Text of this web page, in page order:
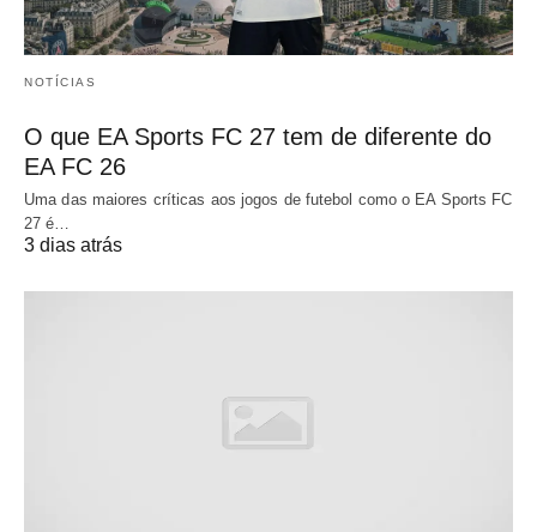
NOTÍCIAS
O que EA Sports FC 27 tem de diferente do
EA FC 26
Uma das maiores críticas aos jogos de futebol como o EA Sports FC
27 é…
3 dias atrás